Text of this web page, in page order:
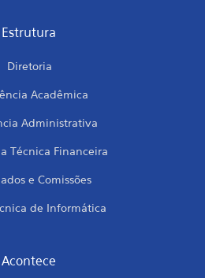
Estrutura
Diretoria
Acadêmica
Administrativa
Técnica Financeira
e Comissões
de Informática
Acontece